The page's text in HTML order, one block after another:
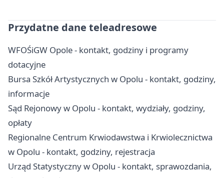
Przydatne dane teleadresowe
WFOŚiGW Opole - kontakt, godziny i programy
dotacyjne
Bursa Szkół Artystycznych w Opolu - kontakt, godziny,
informacje
Sąd Rejonowy w Opolu - kontakt, wydziały, godziny,
opłaty
Regionalne Centrum Krwiodawstwa i Krwiolecznictwa
w Opolu - kontakt, godziny, rejestracja
Urząd Statystyczny w Opolu - kontakt, sprawozdania,